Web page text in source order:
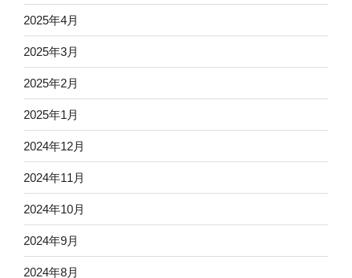
2025年4月
2025年3月
2025年2月
2025年1月
2024年12月
2024年11月
2024年10月
2024年9月
2024年8月